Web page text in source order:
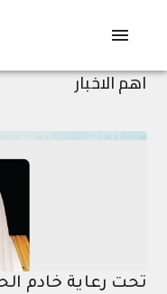
اهم الاخبار
تحت رعاية خادم